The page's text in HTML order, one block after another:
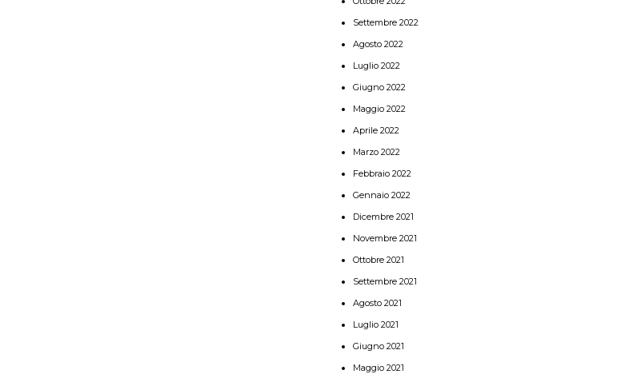
Settembre 2022
Agosto 2022
Luglio 2022
Giugno 2022
Maggio 2022
Aprile 2022
Marzo 2022
Febbraio 2022
Gennaio 2022
Dicembre 2021
Novembre 2021
Ottobre 2021
Settembre 2021
Agosto 2021
Luglio 2021
Giugno 2021
Maggio 2021